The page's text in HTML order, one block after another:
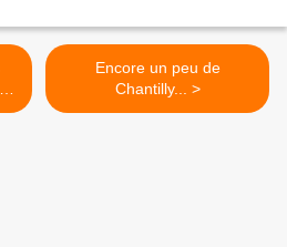
Encore un peu de
Chantilly... >